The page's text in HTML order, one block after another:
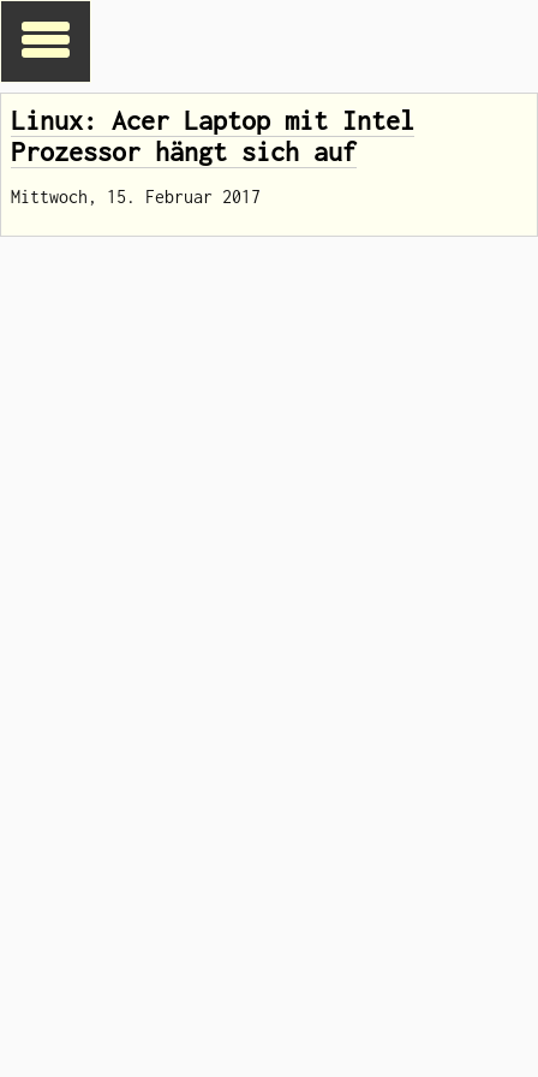
Linux: Acer Laptop mit Intel
Prozessor hängt sich auf
Mittwoch, 15. Februar 2017